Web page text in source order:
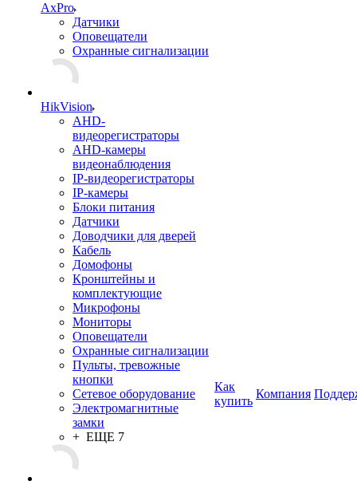
AxPro
Датчики
Оповещатели
Охранные сигнализации
HikVision
AHD-
видеорегистраторы
AHD-камеры
видеонаблюдения
IP-видеорегистраторы
IP-камеры
Блоки питания
Датчики
Доводчики для дверей
Кабель
Домофоны
Кронштейны и
комплектующие
Микрофоны
Мониторы
Оповещатели
Охранные сигнализации
Пульты, тревожные
кнопки
Сетевое оборудование
Электромагнитные
замки
+ ЕЩЕ 7
Как
купить
Компания